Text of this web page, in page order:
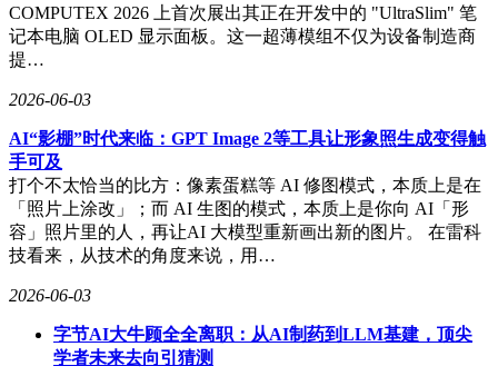
COMPUTEX 2026 上首次展出其正在开发中的 "UltraSlim" 笔
记本电脑 OLED 显示面板。这一超薄模组不仅为设备制造商
提…
2026-06-03
AI“影棚”时代来临：GPT Image 2等工具让形象照生成变得触
手可及
打个不太恰当的比方：像素蛋糕等 AI 修图模式，本质上是在
「照片上涂改」；而 AI 生图的模式，本质上是你向 AI「形
容」照片里的人，再让AI 大模型重新画出新的图片。 在雷科
技看来，从技术的角度来说，用…
2026-06-03
字节AI大牛顾全全离职：从AI制药到LLM基建，顶尖
学者未来去向引猜测